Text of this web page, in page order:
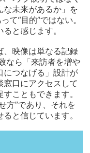
な未来があるか」を
て“目的”ではない。
と感じます。
、映像は単なる記録
なら「来訪者を増や
につなげる」設計が
窓口にアクセスして
こともできます。
方”であり、それを
と信じています。